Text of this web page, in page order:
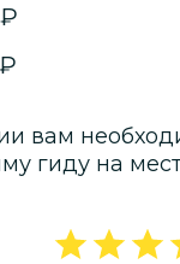
₽
₽
вам
гиду на